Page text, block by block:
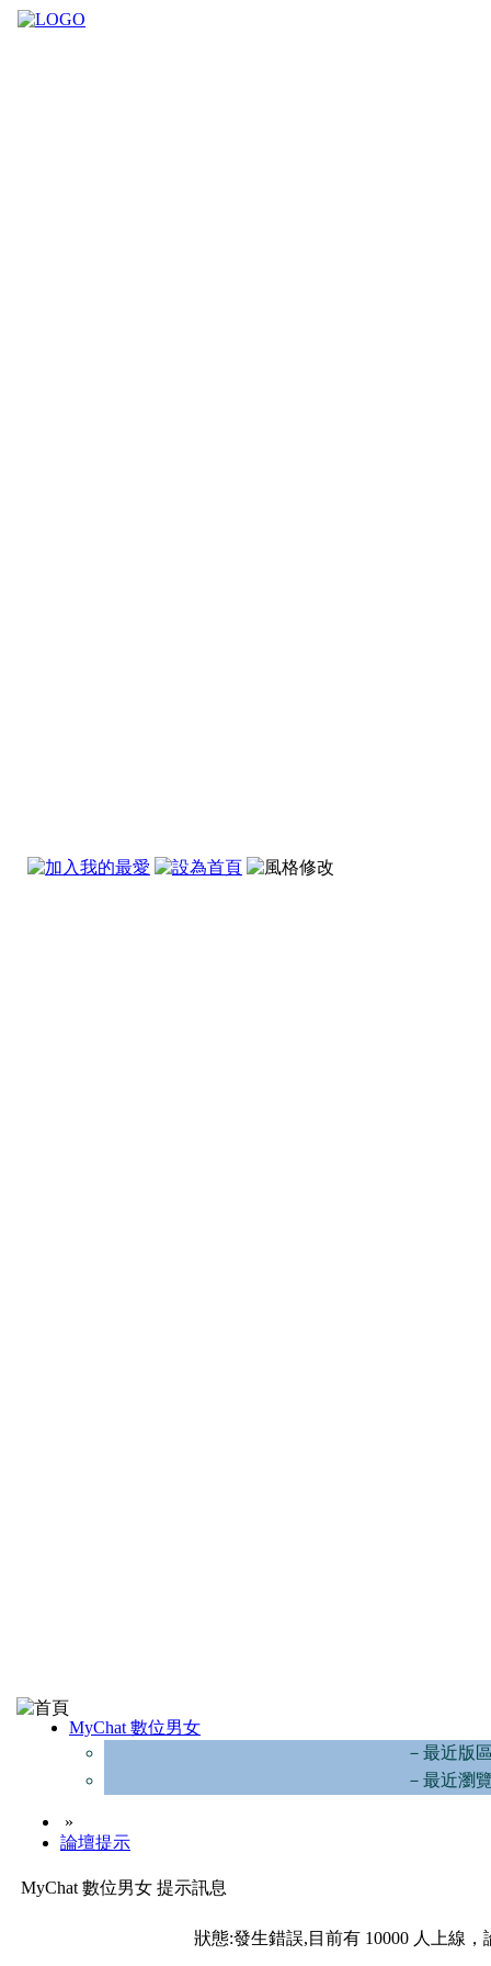
MyChat 數位男女
－最近版
－最近瀏
»
論壇提示
MyChat 數位男女 提示訊息
狀態:發生錯誤,目前有 10000 人上線